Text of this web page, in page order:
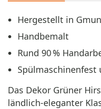
Hergestellt in
Handbemalt
Rund 90 %
Das Dekor Grüner
ländlich-eleganter